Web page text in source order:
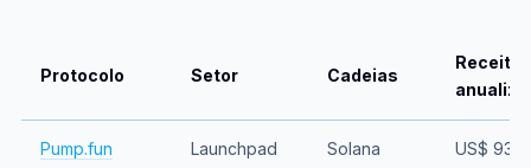
Protocolo Setor Cadeias
Receita
Pump.fun Launchpad Solana
US$ 935